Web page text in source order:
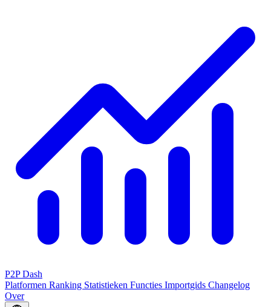
P2P Dash
Platformen Ranking Statistieken Functies Importgids Changelog
Over